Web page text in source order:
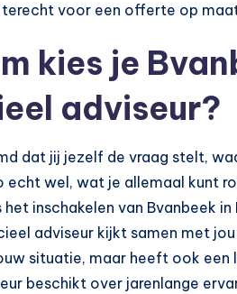
voor een offerte op
kies je
adviseur?
dat jij jezelf de vraag stelt,
echt wel, wat je allemaal kunt
het inschakelen van Bvanbeek
adviseur kijkt samen met
situatie, maar heeft ook een
beschikt over jarenlange